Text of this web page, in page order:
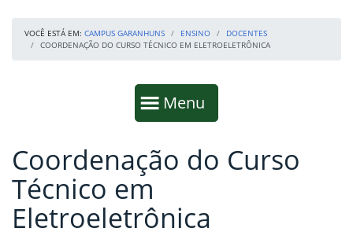
VOCÊ ESTÁ EM: CAMPUS GARANHUNS ENSINO
DOCENTES
COORDENAÇÃO DO CURSO TÉCNICO EM ELETROELETRÔNICA
Mostrar
Menu
Fim da navegação
Início do conteúdo
Coordenação do Curso
Técnico em
Eletroeletrônica